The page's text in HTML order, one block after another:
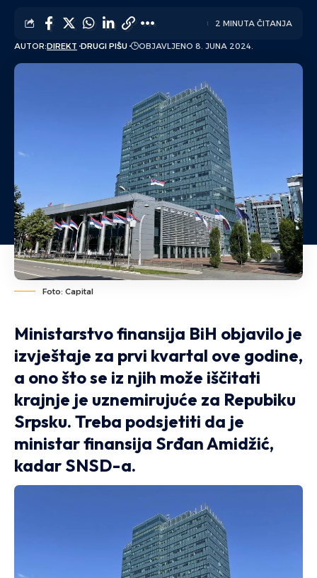
AUTOR:DIREKT DRUGI PIŠU OBJAVLJENO 8. JUNA 2024.
2 MINUTA ČITANJA
Foto: Capital
Ministarstvo finansija BiH objavilo je
izvještaje za prvi kvartal ove godine,
a ono što se iz njih može iščitati
krajnje je uznemirujuće za Repubiku
Srpsku. Treba podsjetiti da je
ministar finansija Srđan Amidžić,
kadar SNSD-a.